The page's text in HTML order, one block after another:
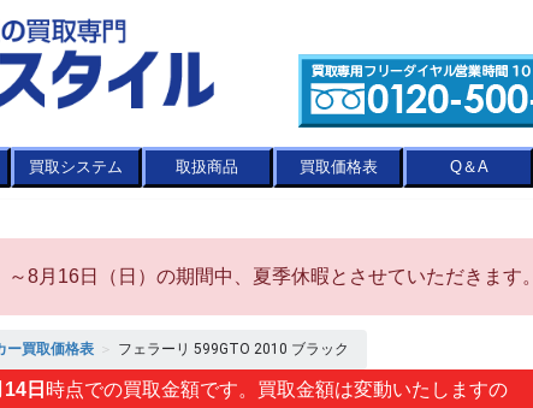
買取システム 取扱商品 買取価格表 Q＆A
8月16日（日）の期間中、夏季休暇とさせていただきます。
ー買取価格表 ＞ フェラーリ 599GTO 2010 ブラック
日 時点での買取金額です。買取金額は変動いたしますの